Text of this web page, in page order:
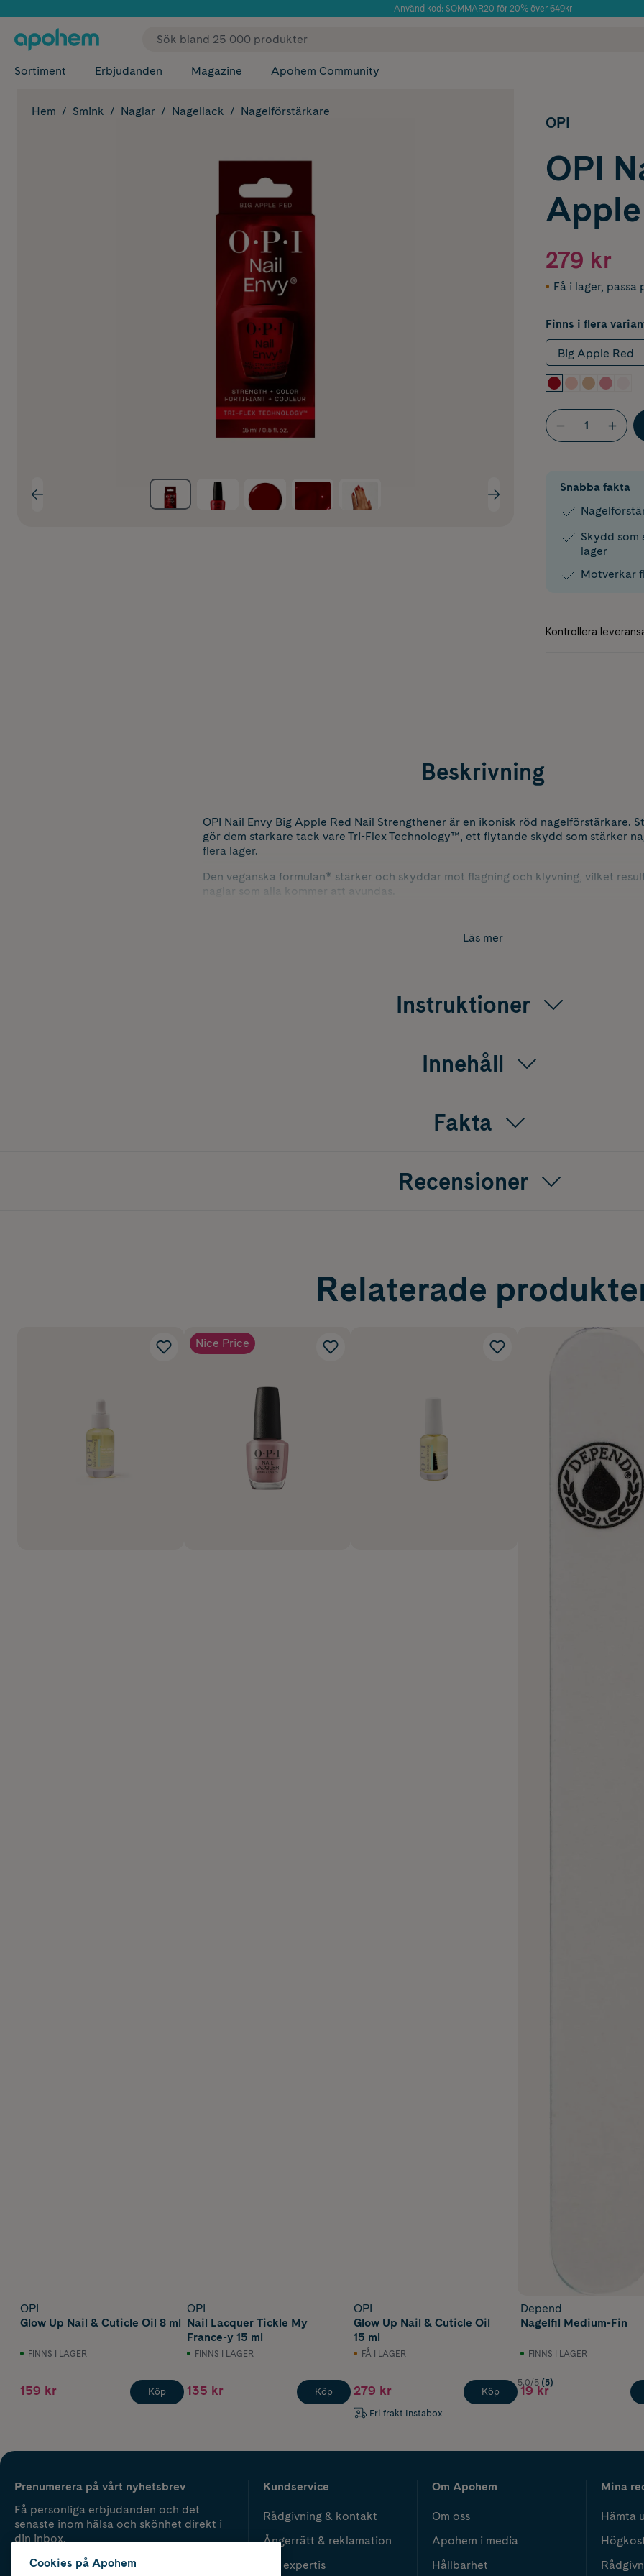
Använd kod: SOMMAR20 för 20% över 649kr
✓ Fri frakt
Sortiment Erbjudanden Magazine Apohem Community
Hem Smink Naglar Nagellack Nagelförstärkare
OPI
OPI
279 kr
Få i lager, passa
Finns i flera
Big Apple Red
Snabba fakta
Skydd som
lager
Motverkar
Beskrivning
OPI Nail Envy Big Apple Red Nail Strengthener är en ikonisk röd nagelförstärkare.
gör dem starkare tack vare Tri-Flex Technology™, ett flytande skydd som stärker
flera lager.
Den veganska formulan* stärker och skyddar mot flagning och klyvning, vilket
naglar som alla kommer att avundas.
Läs mer
Instruktioner
Innehåll
Fakta
Recensioner
Relaterade
OPI
Glow Up Nail & Cuticle Oil 8 ml
FINNS I LAGER
159 kr Köp
Nice Price
OPI
Nail Lacquer Tickle My
France-y 15 ml
FINNS I LAGER
135 kr Köp
OPI
Glow Up Nail & Cuticle Oil
15 ml
FÅ I LAGER
279 kr
Fri frakt Instabox
Köp
Depend
Nagelfil Medium-Fin
FINNS I LAGER
5.0/5 (5)
19 kr
Prenumerera på vårt nyhetsbrev
Få personliga erbjudanden och det
senaste inom hälsa och skönhet direkt i
din inbox.
Kundservice
Rådgivning & kontakt
Ångerrätt & reklamation
Vår expertis
Om Apohem
Om oss
Apohem i media
Hållbarhet
Mina
Hämta
Cookies på Apohem